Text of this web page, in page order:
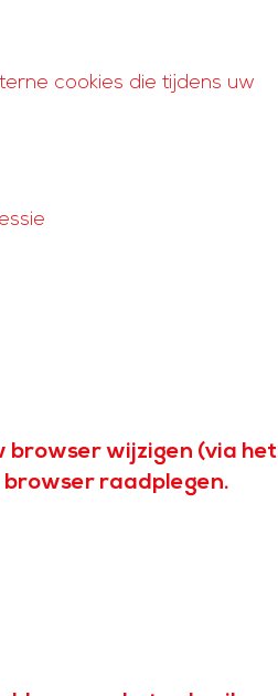
cookies die tijdens uw
browser wijzigen (via het
raadplegen.